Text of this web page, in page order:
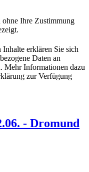
ohne Ihre Zustimmung
erklären Sie sich
Daten an
Mehr Informationen dazu
zur Verfügung
- Dromund